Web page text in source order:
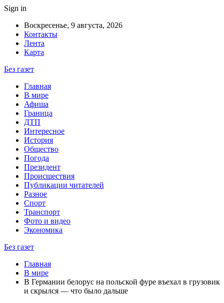
Sign in
Воскресенье, 9 августа, 2026
Контакты
Лента
Карта
Без газет
Главная
В мире
Афиша
Граница
ДТП
Интересное
История
Общество
Погода
Президент
Происшествия
Публикации читателей
Разное
Спорт
Транспорт
Фото и видео
Экономика
Без газет
Главная
В мире
В Германии белорус на польской фуре въехал в грузовик
и скрылся — что было дальше